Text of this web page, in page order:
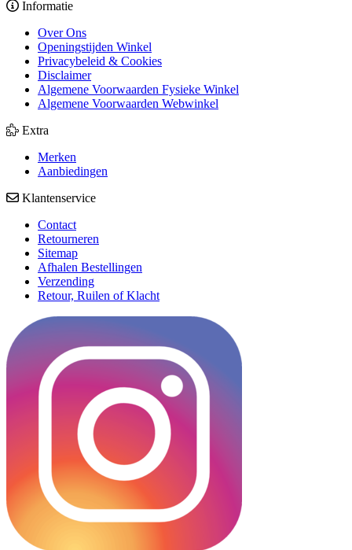
Informatie
Over Ons
Openingstijden Winkel
Privacybeleid & Cookies
Disclaimer
Algemene Voorwaarden Fysieke Winkel
Algemene Voorwaarden Webwinkel
Extra
Merken
Aanbiedingen
Klantenservice
Contact
Retourneren
Sitemap
Afhalen Bestellingen
Verzending
Retour, Ruilen of Klacht